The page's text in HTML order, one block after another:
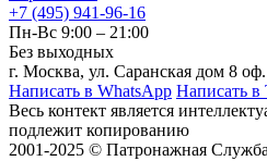
+7 (495) 941-96-16
Пн-Вс 9:00 – 21:00
Без выходных
г. Москва, ул. Саранская дом 8
Написать в WhatsApp Написать в
Весь контект является
подлежит копированию
2001-2025 © Патронажная